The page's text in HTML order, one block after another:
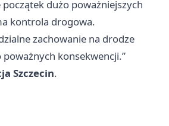
dużo poważniejszych
kontrola drogowa.
zachowanie na drodze
konsekwencji.”
Szczecin.